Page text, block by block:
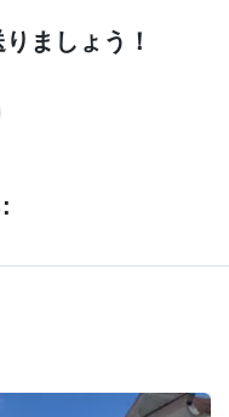
ましょう！